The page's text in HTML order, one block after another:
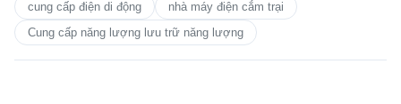
cung cấp điện di động
nhà máy điện cắm trại
Cung cấp năng lượng lưu trữ năng lượng